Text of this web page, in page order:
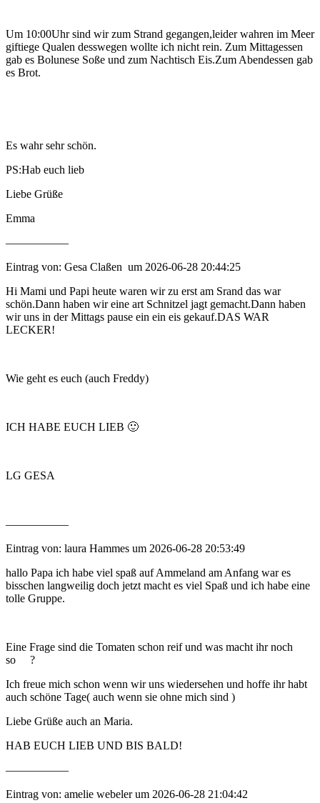
Um 10:00Uhr sind wir zum Strand gegangen,leider wahren im Meer
giftiege Qualen desswegen wollte ich nicht rein. Zum Mittagessen
gab es Bolunese Soße und zum Nachtisch Eis.Zum Abendessen gab
es Brot.
Es wahr sehr schön.
PS:Hab euch lieb
Liebe Grüße
Emma
—————–
Eintrag von: Gesa Claßen um 2026-06-28 20:44:25
Hi Mami und Papi heute waren wir zu erst am Srand das war
schön.Dann haben wir eine art Schnitzel jagt gemacht.Dann haben
wir uns in der Mittags pause ein ein eis gekauf.DAS WAR
LECKER!
Wie geht es euch (auch Freddy)
ICH HABE EUCH LIEB 🙂
LG GESA
—————–
Eintrag von: laura Hammes um 2026-06-28 20:53:49
hallo Papa ich habe viel spaß auf Ammeland am Anfang war es
bisschen langweilig doch jetzt macht es viel Spaß und ich habe eine
tolle Gruppe.
Eine Frage sind die Tomaten schon reif und was macht ihr noch
so ?
Ich freue mich schon wenn wir uns wiedersehen und hoffe ihr habt
auch schöne Tage( auch wenn sie ohne mich sind )
Liebe Grüße auch an Maria.
HAB EUCH LIEB UND BIS BALD!
—————–
Eintrag von: amelie webeler um 2026-06-28 21:04:42